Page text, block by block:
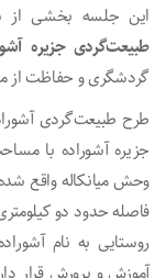
این جلسه بخشی از
طبیعت‌گردی جزیره
گردشگری و حفاظت از
وحش میانکاله واقع
فاصله حدود دو
روستایی به نام